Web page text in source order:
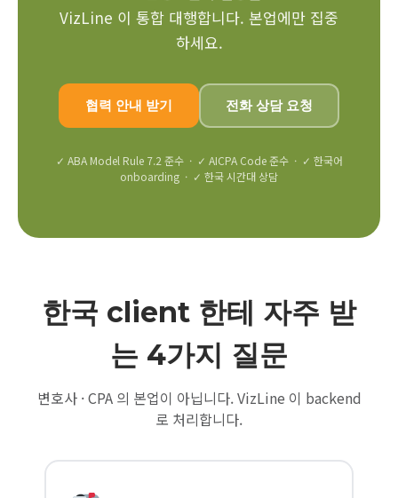
VizLine 이 통합 대행합니다. 본업에만 집중
하세요.
협력 안내 받기 전화 상담 요청
✓ ABA Model Rule 7.2 준수 · ✓ AICPA Code 준수 · ✓ 한국어
onboarding · ✓ 한국 시간대 상담
한국 client 한테 자주 받
는 4가지 질문
변호사 · CPA 의 본업이 아닙니다. VizLine 이 backend
로 처리합니다.